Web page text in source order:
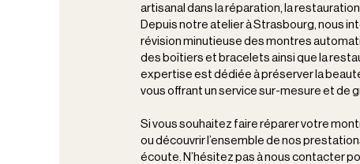
artisanal dans la réparation, la
Depuis notre atelier à Strasbourg, nous
révision minutieuse des montres
des boîtiers et bracelets ainsi que la
expertise est dédiée à préserver la
vous offrant un service sur-mesure et de
Si vous souhaitez faire réparer votre
ou découvrir l’ensemble de nos
écoute. N’hésitez pas à nous contacter